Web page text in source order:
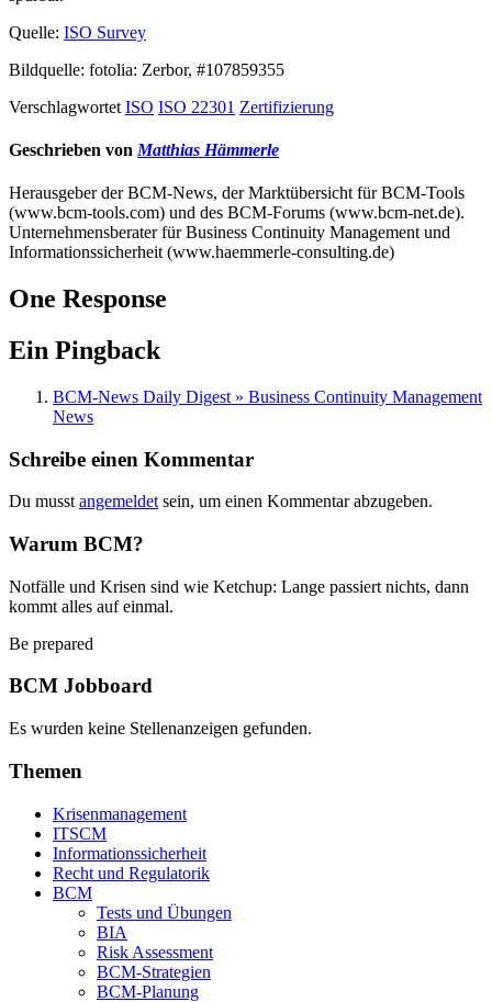
Quelle: ISO Survey
Bildquelle: fotolia: Zerbor, #107859355
Verschlagwortet ISO ISO 22301 Zertifizierung
Geschrieben von Matthias Hämmerle
Herausgeber der BCM-News, der Marktübersicht für BCM-Tools
(www.bcm-tools.com) und des BCM-Forums (www.bcm-net.de).
Unternehmensberater für Business Continuity Management und
Informationssicherheit (www.haemmerle-consulting.de)
One Response
Ein Pingback
BCM-News Daily Digest » Business Continuity Management
News
Schreibe einen Kommentar
Du musst angemeldet sein, um einen Kommentar abzugeben.
Warum BCM?
Notfälle und Krisen sind wie Ketchup: Lange passiert nichts, dann
kommt alles auf einmal.
Be prepared
BCM Jobboard
Es wurden keine Stellenanzeigen gefunden.
Themen
Krisenmanagement
ITSCM
Informationssicherheit
Recht und Regulatorik
BCM
Tests und Übungen
BIA
Risk Assessment
BCM-Strategien
BCM-Planung